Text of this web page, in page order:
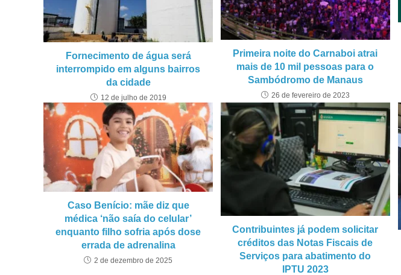
Fornecimento de água será
interrompido em alguns bairros
da cidade
12 de julho de 2019
Primeira noite do Carnaboi atrai
mais de 10 mil pessoas para o
Sambódromo de Manaus
26 de fevereiro de 2023
Caso Benício: mãe diz que
médica ‘não saía do celular’
enquanto filho sofria após dose
errada de adrenalina
2 de dezembro de 2025
Contribuintes já podem solicitar
créditos das Notas Fiscais de
Serviços para abatimento do
IPTU 2023